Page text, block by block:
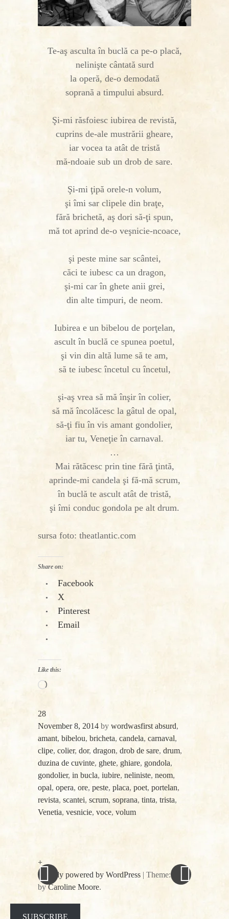
Te-aş asculta în buclă ca pe-o placă,
nelinişte cântată surd
la operă, de-o demodată
soprană a timpului absurd.
Şi-mi răsfoiesc iubirea de revistă,
cuprins de-ale mustrării gheare,
iar vocea ta atât de tristă
mă-ndoaie sub un drob de sare.
Şi-mi ţipă orele-n volum,
şi îmi sar clipele din braţe,
fără brichetă, aş dori să-ţi spun,
mă tot aprind de-o veşnicie-ncoace,
şi peste mine sar scântei,
căci te iubesc ca un dragon,
şi-mi car în ghete anii grei,
din alte timpuri, de neom.
Iubirea e un bibelou de porţelan,
ascult în buclă ce spunea poetul,
şi vin din altă lume să te am,
să te iubesc încetul cu încetul,
şi-aş vrea să mă înşir în colier,
să mă încolăcesc la gâtul de opal,
să-ţi fiu în vis amant gondolier,
iar tu, Veneţie în carnaval.
…
Mai rătăcesc prin tine fără ţintă,
aprinde-mi candela şi fă-mă scrum,
în buclă te ascult atât de tristă,
şi îmi conduc gondola pe alt drum.
sursa foto: theatlantic.com
Share on:
Facebook
X
Pinterest
Email
Like this:
Loading…
28
November 8, 2014 by wordwasfirst absurd,
amant, bibelou, bricheta, candela, carnaval,
clipe, colier, dor, dragon, drob de sare, drum,
duzina de cuvinte, ghete, ghiare, gondola,
gondolier, in bucla, iubire, neliniste, neom,
opal, opera, ore, peste, placa, poet, portelan,
revista, scantei, scrum, soprana, tinta, trista,
Venetia, vesnicie, voce, volum
+
Proudly powered by WordPress | Theme: spun
byCaroline Moore.
SUBSCRIBE